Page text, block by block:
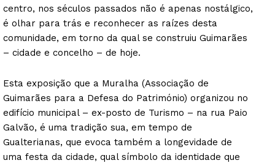
centro, nos séculos passados não é apenas nostálgico,
é olhar para trás e reconhecer as raízes desta
comunidade, em torno da qual se construiu Guimarães
– cidade e concelho – de hoje.
Esta exposição que a Muralha (Associação de
Guimarães para a Defesa do Património) organizou no
edifício municipal – ex-posto de Turismo – na rua Paio
Galvão, é uma tradição sua, em tempo de
Gualterianas, que evoca também a longevidade de
uma festa da cidade, qual símbolo da identidade que